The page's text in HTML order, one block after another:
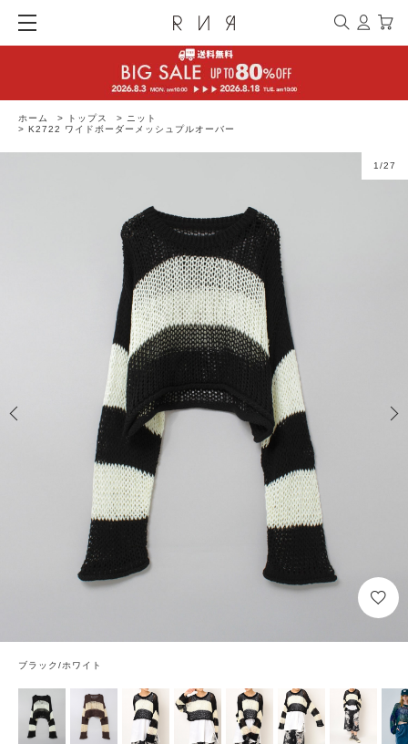
ホーム > トップス >
ニット
> K2722 ワイドボーダーメッシュプルオーバー
1 /27
ブラック/ホワイト